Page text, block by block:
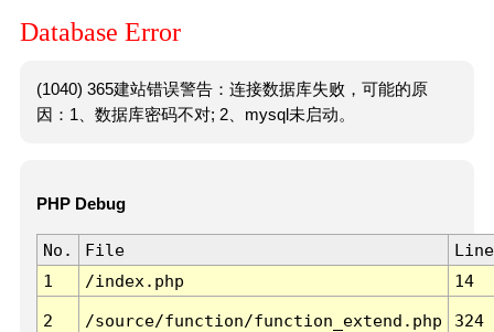
Database Error
(1040) 365建站错误警告：连接数据库失败，可能的原
因：1、数据库密码不对; 2、mysql未启动。
PHP Debug
No. File
Line
1
/index.php 14
2 /source/function/function_extend.php 324